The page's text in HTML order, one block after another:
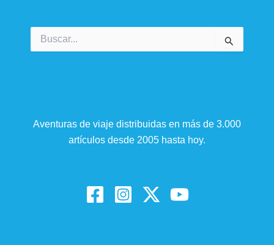
por:
Aventuras de viaje distribuidas en más de 3.000
artículos desde 2005 hasta hoy.